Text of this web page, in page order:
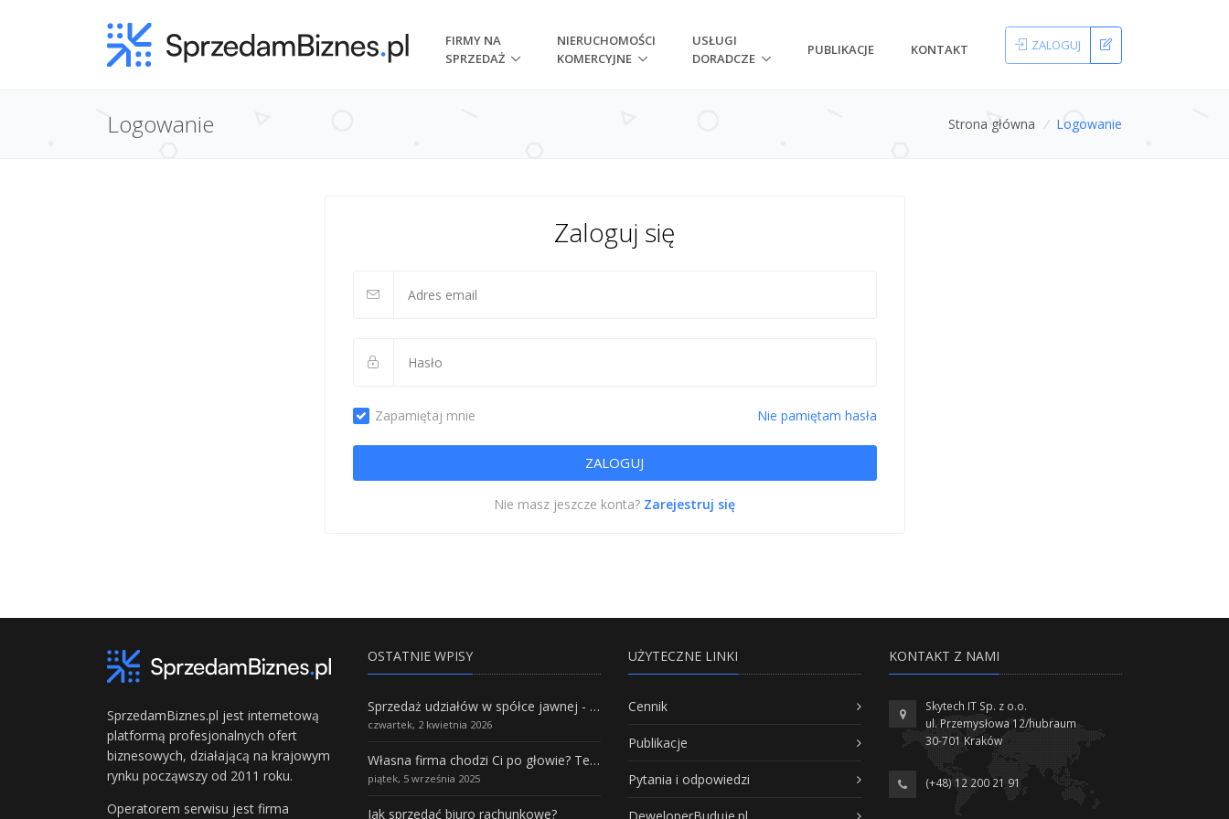
FIRMY NA
SPRZEDAŻ
NIERUCHOMOŚCI
KOMERCYJNE
USŁUGI
DORADCZE
PUBLIKACJE KONTAKT ZALOGUJ
Logowanie Strona główna / Logowanie
Zaloguj się
Zapamiętaj mnie Nie pamiętam hasła
Nie masz jeszcze konta? Zarejestruj się
SprzedamBiznes.pl jest internetową
platformą profesjonalnych ofert
biznesowych, działającą na krajowym
rynku począwszy od 2011 roku.
Operatorem serwisu jest firma
OSTATNIE WPISY
Sprzedaż udziałów w spółce jawnej - Wszystko, co trzeba wiedzieć.
czwartek, 2 kwietnia 2026
Własna firma chodzi Ci po głowie? Te branże mają największy potencjał rozwoju
piątek, 5 września 2025
Jak sprzedać biuro rachunkowe?
UŻYTECZNE LINKI
Cennik
Publikacje
Pytania i odpowiedzi
KONTAKT Z NAMI
Skytech IT Sp. z o.o.
ul. Przemysłowa 12/hubraum
30-701 Kraków
(+48) 12 200 21 91